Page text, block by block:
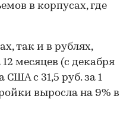
в корпусах, где
так и в рублях,
месяцев (с декабря
США с 31,5 руб. за 1
выросла на 9% в